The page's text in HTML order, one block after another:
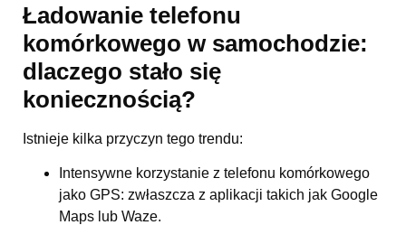
Ładowanie telefonu
komórkowego w samochodzie:
dlaczego stało się
koniecznością?
Istnieje kilka przyczyn tego trendu:
Intensywne korzystanie z telefonu komórkowego
jako GPS: zwłaszcza z aplikacji takich jak Google
Maps lub Waze.